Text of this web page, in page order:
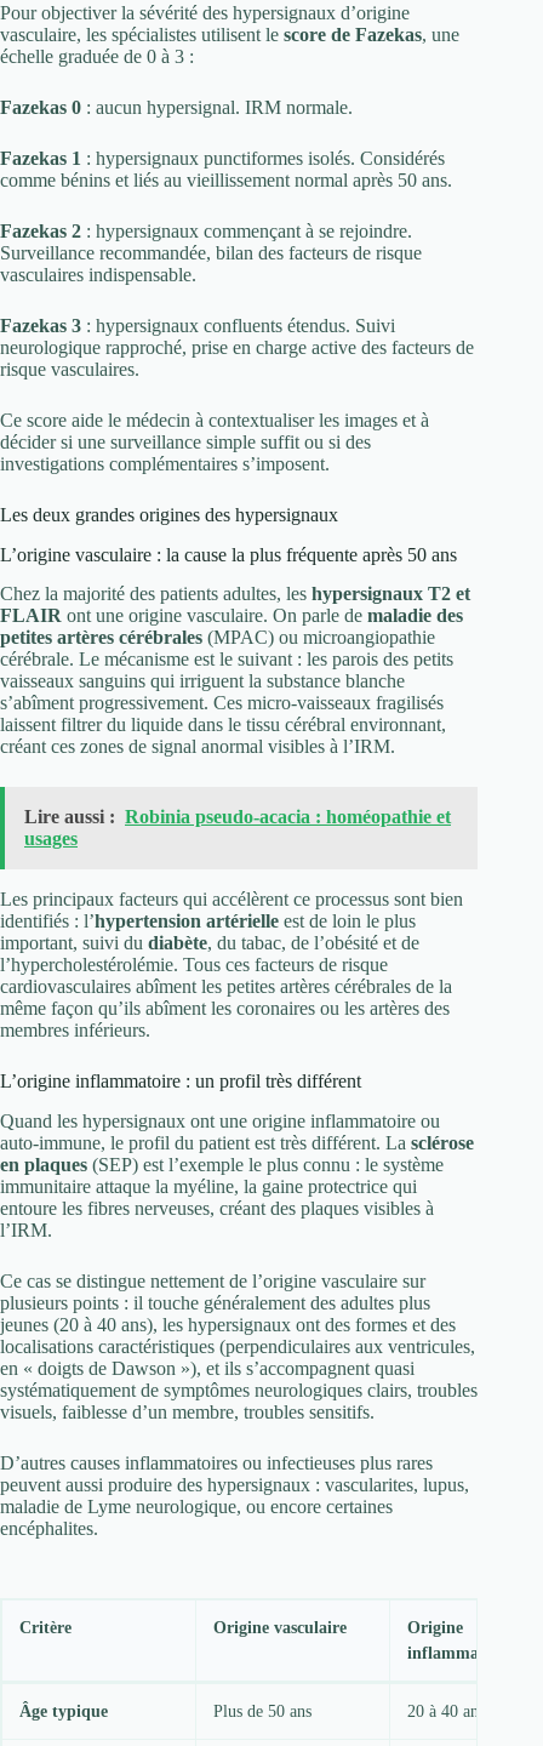
Pour objectiver la sévérité des hypersignaux d’origine
vasculaire, les spécialistes utilisent le score de Fazekas, une
échelle graduée de 0 à 3 :
Fazekas 0 : aucun hypersignal. IRM normale.
Fazekas 1 : hypersignaux punctiformes isolés. Considérés
comme bénins et liés au vieillissement normal après 50 ans.
Fazekas 2 : hypersignaux commençant à se rejoindre.
Surveillance recommandée, bilan des facteurs de risque
vasculaires indispensable.
Fazekas 3 : hypersignaux confluents étendus. Suivi
neurologique rapproché, prise en charge active des facteurs de
risque vasculaires.
Ce score aide le médecin à contextualiser les images et à
décider si une surveillance simple suffit ou si des
investigations complémentaires s’imposent.
Les deux grandes origines des hypersignaux
L’origine vasculaire : la cause la plus fréquente après 50 ans
Chez la majorité des patients adultes, les hypersignaux T2 et
FLAIR ont une origine vasculaire. On parle de maladie des
petites artères cérébrales (MPAC) ou microangiopathie
cérébrale. Le mécanisme est le suivant : les parois des petits
vaisseaux sanguins qui irriguent la substance blanche
s’abîment progressivement. Ces micro-vaisseaux fragilisés
laissent filtrer du liquide dans le tissu cérébral environnant,
créant ces zones de signal anormal visibles à l’IRM.
Lire aussi : Robinia pseudo-acacia : homéopathie et
usages
Les principaux facteurs qui accélèrent ce processus sont bien
identifiés : l’hypertension artérielle est de loin le plus
important, suivi du diabète, du tabac, de l’obésité et de
l’hypercholestérolémie. Tous ces facteurs de risque
cardiovasculaires abîment les petites artères cérébrales de la
même façon qu’ils abîment les coronaires ou les artères des
membres inférieurs.
L’origine inflammatoire : un profil très différent
Quand les hypersignaux ont une origine inflammatoire ou
auto-immune, le profil du patient est très différent. La sclérose
en plaques (SEP) est l’exemple le plus connu : le système
immunitaire attaque la myéline, la gaine protectrice qui
entoure les fibres nerveuses, créant des plaques visibles à
l’IRM.
Ce cas se distingue nettement de l’origine vasculaire sur
plusieurs points : il touche généralement des adultes plus
jeunes (20 à 40 ans), les hypersignaux ont des formes et des
localisations caractéristiques (perpendiculaires aux ventricules,
en « doigts de Dawson »), et ils s’accompagnent quasi
systématiquement de symptômes neurologiques clairs, troubles
visuels, faiblesse d’un membre, troubles sensitifs.
D’autres causes inflammatoires ou infectieuses plus rares
peuvent aussi produire des hypersignaux : vascularites, lupus,
maladie de Lyme neurologique, ou encore certaines
encéphalites.
Critère Origine vasculaire
Origine
inflammatoire
Âge typique Plus de 50 ans 20 à 40 ans